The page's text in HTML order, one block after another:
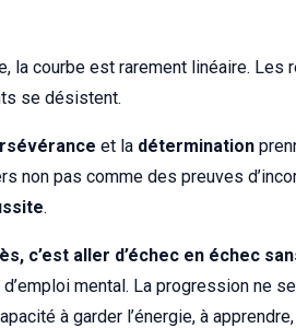
la courbe est rarement linéaire. Les
se désistent.
et la détermination
non pas comme des preuves
.
c’est aller d’échec en échec
mental. La progression ne
à garder l’énergie, à